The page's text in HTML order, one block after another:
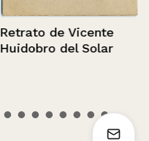
Retrato de Vicente
Huidobro del Solar